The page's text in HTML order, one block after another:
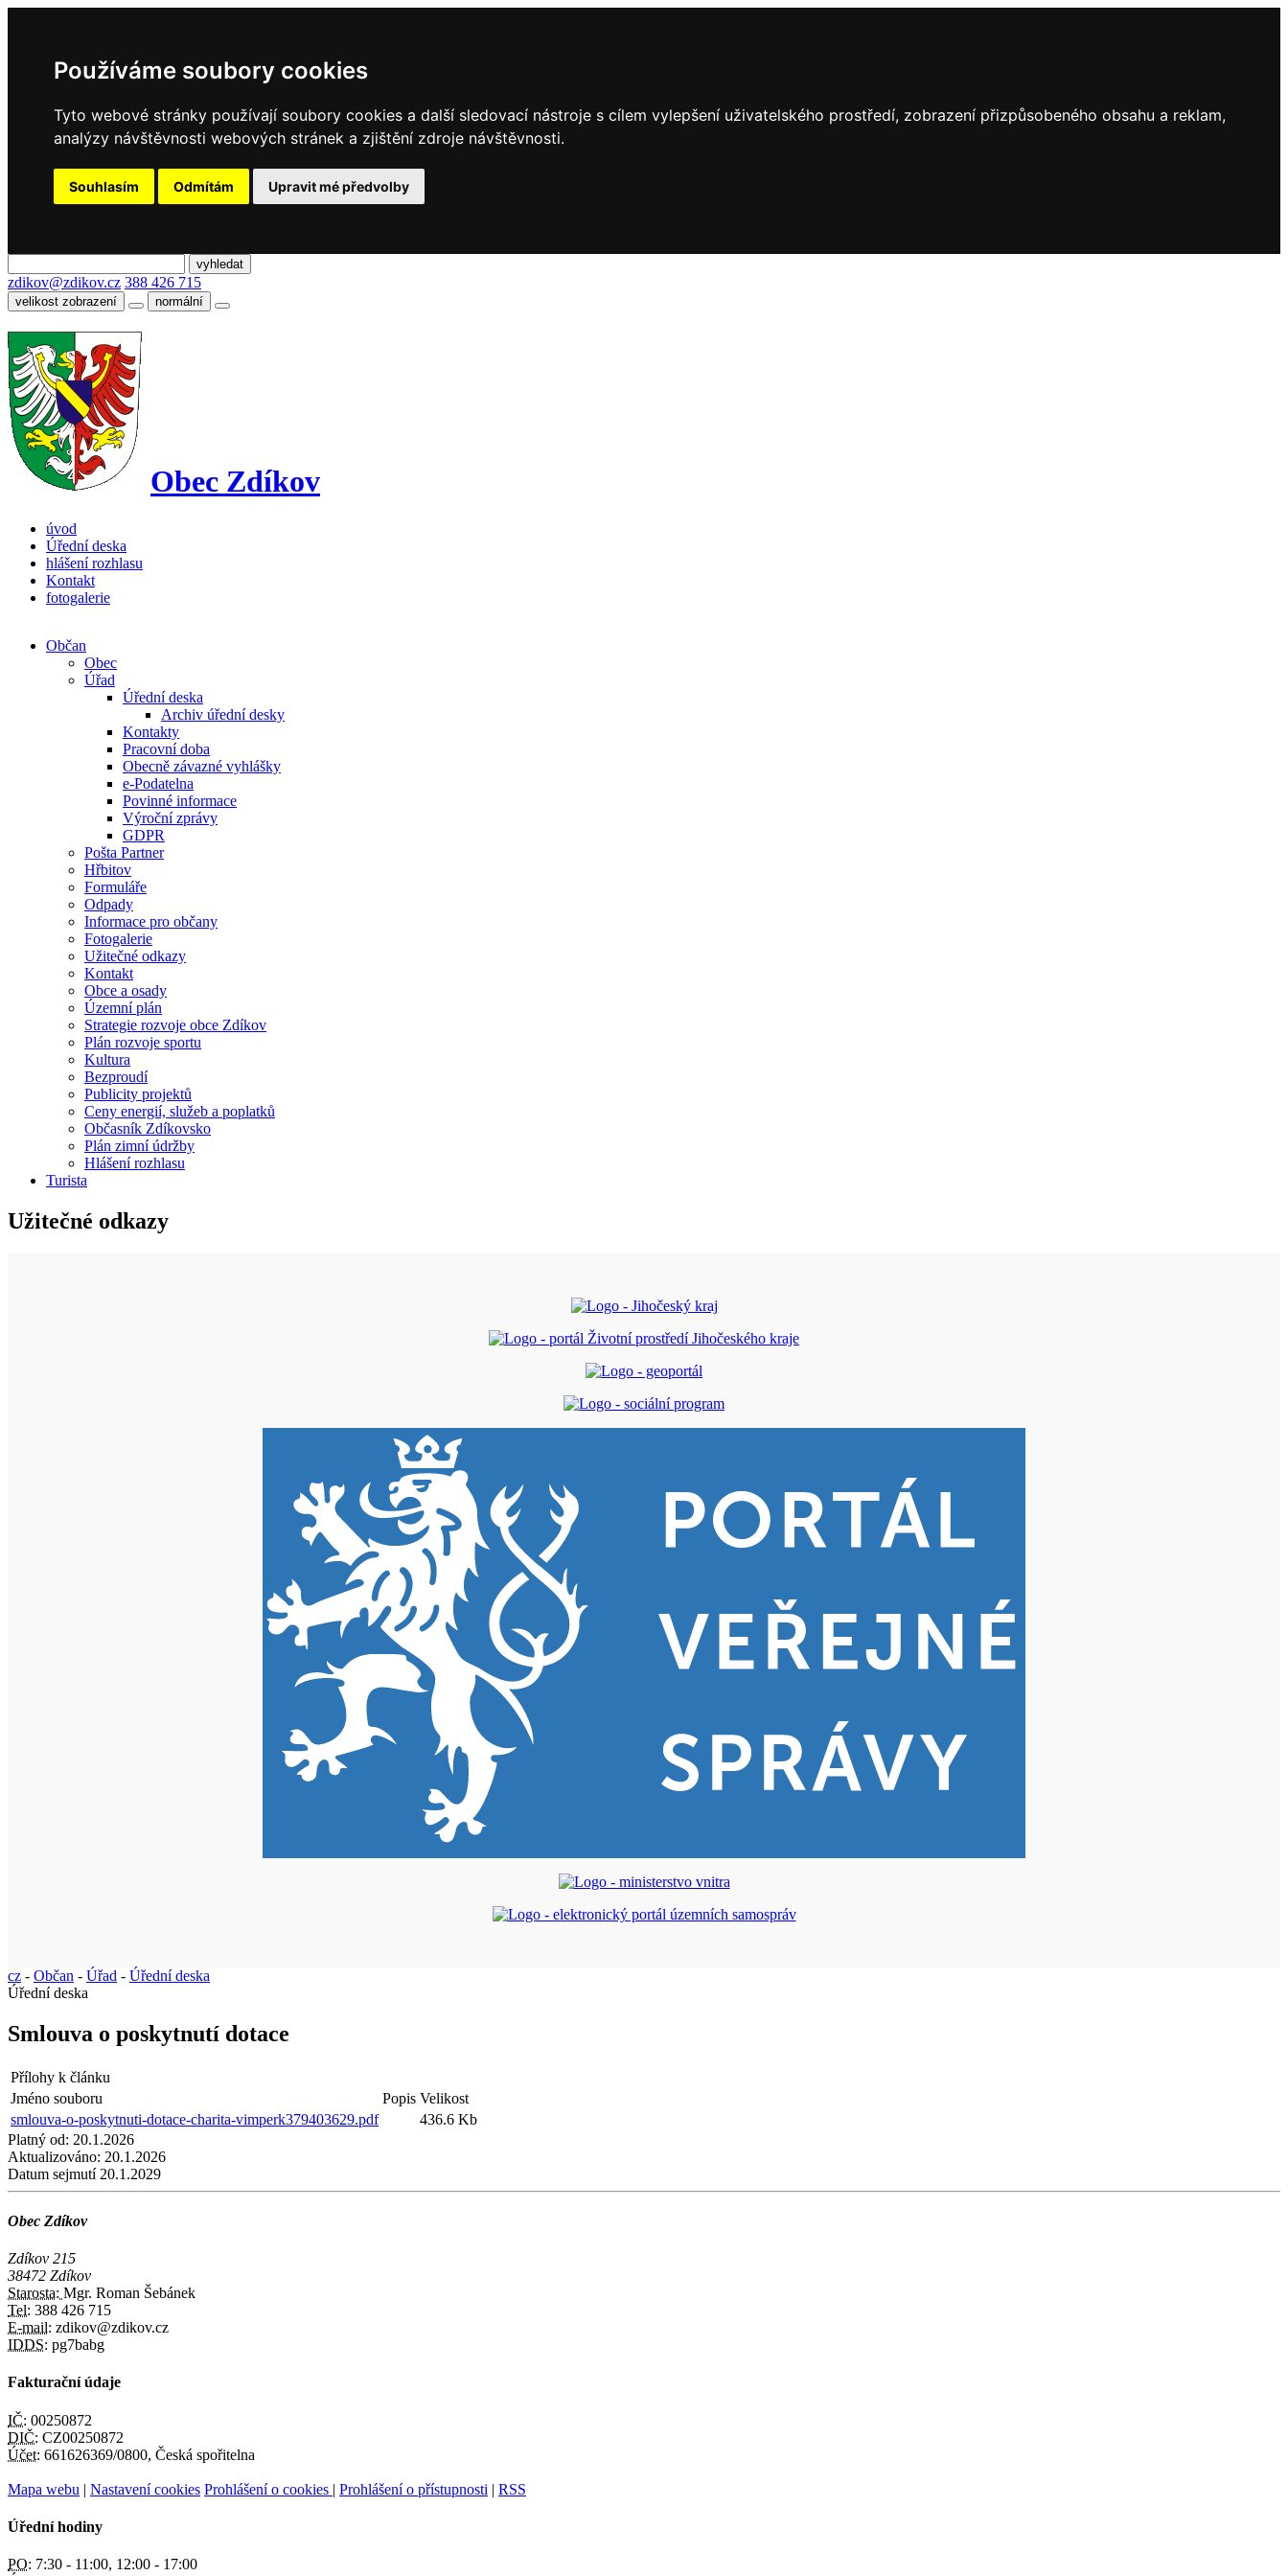
Používáme soubory cookies
Tyto webové stránky používají soubory cookies a další sledovací nástroje s cílem vylepšení uživatelského prostředí, zobrazení přizpůsobeného obsahu a reklam,
analýzy návštěvnosti webových stránek a zjištění zdroje návštěvnosti.
Souhlasím Odmítám Upravit mé předvolby
zdikov@zdikov.cz 388 426 715
velikost zobrazení normální
Obec Zdíkov
úvod
Úřední deska
hlášení rozhlasu
Kontakt
fotogalerie
Občan
Obec
Úřad
Úřední deska
Archiv úřední desky
Kontakty
Pracovní doba
Obecně závazné vyhlášky
e-Podatelna
Povinné informace
Výroční zprávy
GDPR
Pošta Partner
Hřbitov
Formuláře
Odpady
Informace pro občany
Fotogalerie
Užitečné odkazy
Kontakt
Obce a osady
Územní plán
Strategie rozvoje obce Zdíkov
Plán rozvoje sportu
Kultura
Bezproudí
Publicity projektů
Ceny energií, služeb a poplatků
Občasník Zdíkovsko
Plán zimní údržby
Hlášení rozhlasu
Turista
Užitečné odkazy
cz - Občan - Úřad - Úřední deska
Úřední deska
Smlouva o poskytnutí dotace
Přílohy k článku
Jméno souboru
Popis Velikost
smlouva-o-poskytnuti-dotace-charita-vimperk379403629.pdf
436.6 Kb
Platný od: 20.1.2026
Aktualizováno: 20.1.2026
Datum sejmutí20.1.2029
Obec Zdíkov
Zdíkov 215
38472 Zdíkov
Starosta: Mgr. Roman Šebánek
Tel: 388 426 715
E-mail: zdikov@zdikov.cz
IDDS: pg7babg
Fakturační údaje
IČ: 00250872
DIČ: CZ00250872
Účet: 661626369/0800, Česká spořitelna
Mapa webu | Nastavení cookies Prohlášení o cookies | Prohlášení o přístupnosti | RSS
Úřední hodiny
PO: 7:30 - 11:00, 12:00 - 17:00